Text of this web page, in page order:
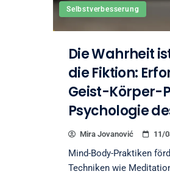
Selbstverbesserung
Die Wahrheit
die Fiktion:
Geist-Körper-
Psychologie
Mira Jovanović 11/
Mind-Body-Praktiken
Techniken wie